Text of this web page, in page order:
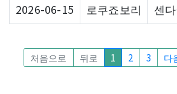
2026-06-15
로쿠죠보리 센
처음으로 뒤로 1 2 3 다